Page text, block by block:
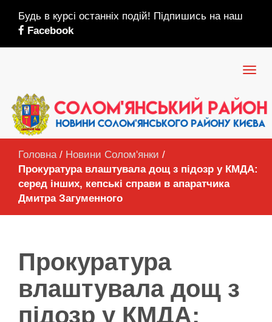
Будь в курсі останніх подій! Підпишись на наш
Facebook
Головна / Новини Солом'янки /
Прокуратура влаштувала дощ з підозр у КМДА:
серед інших, кепські справи в апаратчика
Дмитра Загуменного
Прокуратура
влаштувала дощ з
підозр у КМДА: